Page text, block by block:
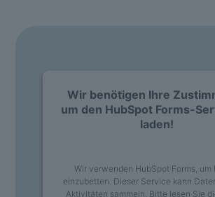
Wir benötigen Ihre
um den HubSpot Forms-
laden!
Wir verwenden HubSpot Forms, um
einzubetten. Dieser Service kann
Aktivitäten sammeln. Bitte lesen Sie